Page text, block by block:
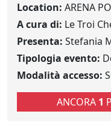
Location: ARENA
A cura di: Le Troi
Presenta: Stefania
Tipologia evento:
Modalità accesso:
ANCORA 1